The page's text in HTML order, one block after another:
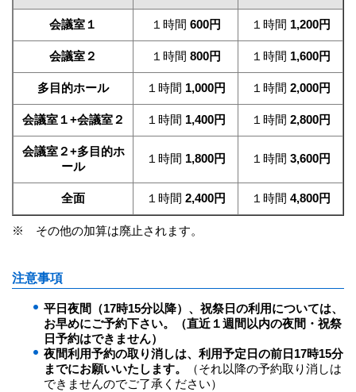
会議室１ １時間 600円 １時間 1,200円
会議室２ １時間 800円 １時間 1,600円
多目的ホール １時間 1,000円 １時間 2,000円
会議室１+会議室２ １時間 1,400円 １時間 2,800円
会議室２+多目的ホ
ール
１時間 1,800円 １時間 3,600円
全面 １時間 2,400円 １時間 4,800円
※ その他の加算は廃止されます。
注意事項
平日夜間（17時15分以降）、祝祭日の利用については、
お早めにご予約下さい。（直近１週間以内の夜間・祝祭
日予約はできません）
夜間利用予約の取り消しは、利用予定日の前日17時15分
までにお願いいたします。
（それ以降の予約取り消しは
できませんのでご了承ください）